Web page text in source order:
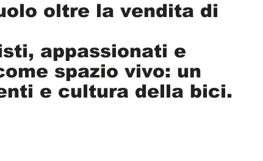
oltre la vendita di
appassionati e
spazio vivo: un
e cultura della bici.